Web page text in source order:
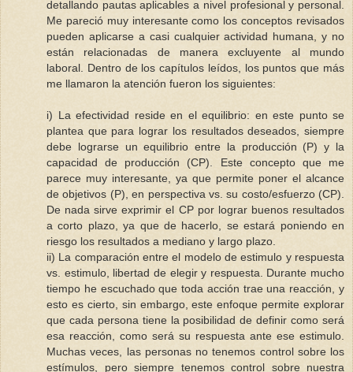
detallando pautas aplicables a nivel profesional y personal.
Me pareció muy interesante como los conceptos revisados
pueden aplicarse a casi cualquier actividad humana, y no
están relacionadas de manera excluyente al mundo
laboral. Dentro de los capítulos leídos, los puntos que más
me llamaron la atención fueron los siguientes:
i) La efectividad reside en el equilibrio: en este punto se
plantea que para lograr los resultados deseados, siempre
debe lograrse un equilibrio entre la producción (P) y la
capacidad de producción (CP). Este concepto que me
parece muy interesante, ya que permite poner el alcance
de objetivos (P), en perspectiva vs. su costo/esfuerzo (CP).
De nada sirve exprimir el CP por lograr buenos resultados
a corto plazo, ya que de hacerlo, se estará poniendo en
riesgo los resultados a mediano y largo plazo.
ii) La comparación entre el modelo de estimulo y respuesta
vs. estimulo, libertad de elegir y respuesta. Durante mucho
tiempo he escuchado que toda acción trae una reacción, y
esto es cierto, sin embargo, este enfoque permite explorar
que cada persona tiene la posibilidad de definir como será
esa reacción, como será su respuesta ante ese estimulo.
Muchas veces, las personas no tenemos control sobre los
estímulos, pero siempre tenemos control sobre nuestra